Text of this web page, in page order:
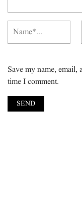
Save my name,
time I comment.